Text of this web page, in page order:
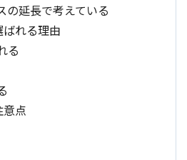
の延長で考えている
れる理由
る
点